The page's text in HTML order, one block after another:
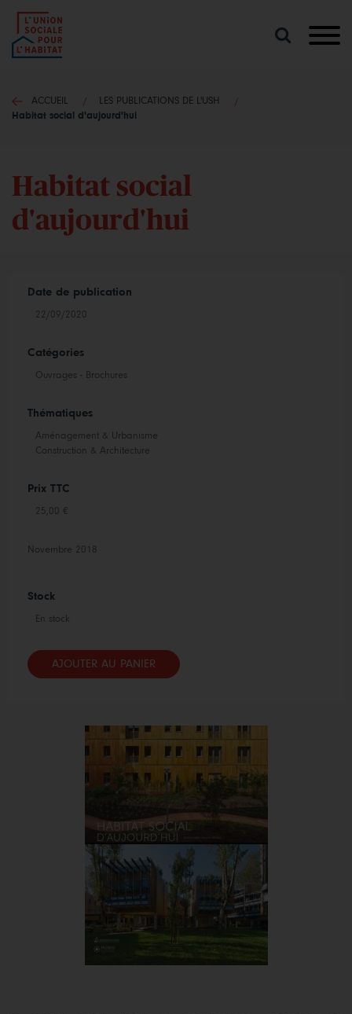
Lancer
ACCUEIL
LES PUBLICATIONS DE L'USH
Habitat social d'aujourd'hui
Habitat social
d'aujourd'hui
Date de publication
22/09/2020
Catégories
Ouvrages - Brochures
Thématiques
Aménagement & Urbanisme
Construction & Architecture
Prix TTC
25,00 €
Novembre 2018
Stock
En stock